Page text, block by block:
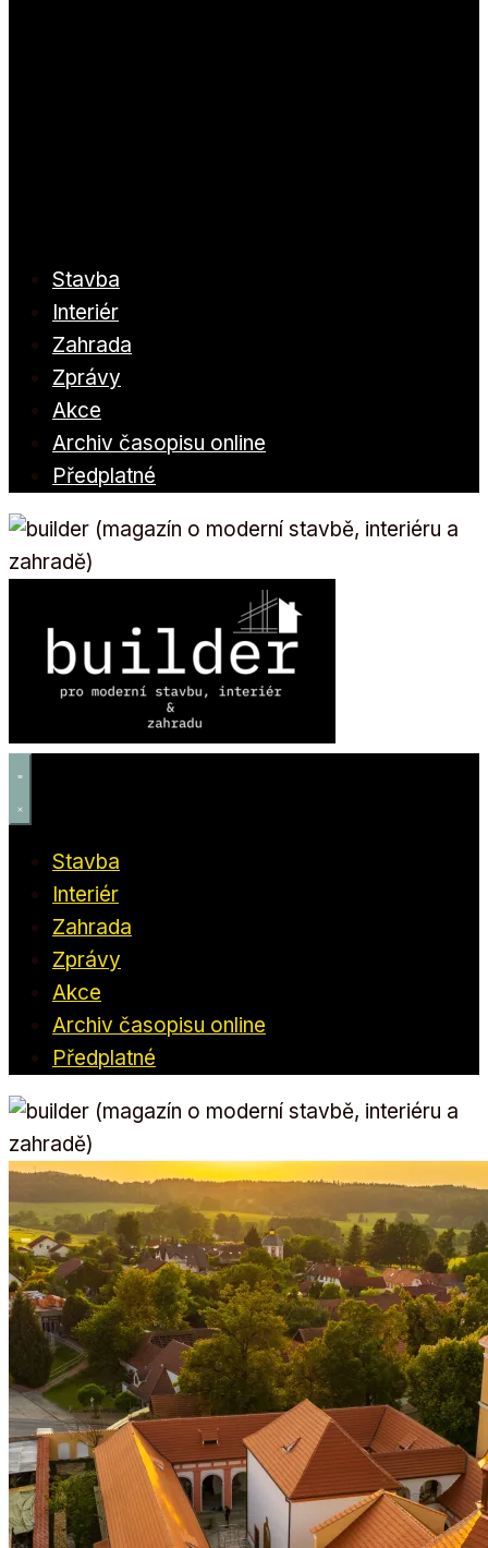
Stavba
Interiér
Zahrada
Zprávy
Akce
Archiv časopisu online
Předplatné
Stavba
Interiér
Zahrada
Zprávy
Akce
Archiv časopisu online
Předplatné